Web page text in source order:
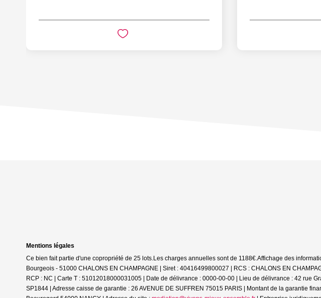
Mentions légales
Ce bien fait partie d'une copropriété de 25 lots.Les charges annuelles sont de 1188€.Affichage des
Bourgeois - 51000 CHALONS EN CHAMPAGNE | Siret : 40416499800027 | RCS : CHALONS EN
RCP : NC | Carte T : 51012018000031005 | Date de délivrance : 0000-00-00 | Lieu de délivrance : 42 rue
SP1844 | Adresse caisse de garantie : 26 AVENUE DE SUFFREN 75015 PARIS | Montant de la garantie